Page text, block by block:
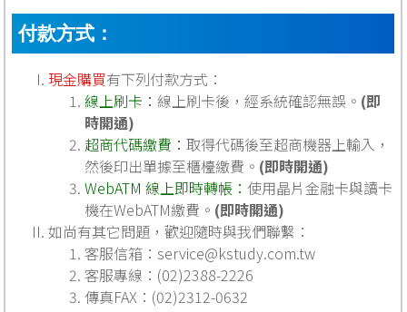
付款方式：
現金購買有下列付款方式：
線上刷卡：線上刷卡後，經系統確認無誤。 (即
時開通)
超商代碼繳費：取得代碼後至超商機器上輸入，
然後印出單據至櫃檯繳費。 (即時開通)
WebATM 線上即時轉帳：使用晶片金融卡與讀卡
機在WebATM繳費。 (即時開通)
如尚有其它問題，歡迎隨時與我們聯繫：
客服信箱：service@kstudy.com.tw
客服專線：(02)2388-2226
傳真FAX：(02)2312-0632